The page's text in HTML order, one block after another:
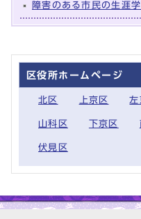
障害のある市民の生涯
区役所ホームページ
北区 上京区 左
山科区 下京区
伏見区